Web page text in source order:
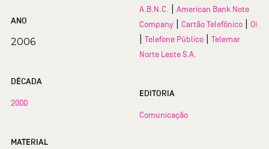
ANO
2006
DÉCADA
2000
MATERIAL
A.B.N.C.
American Bank Note
Company
Cartão Telefônico Oi
Telefone Público
Telemar
Norte Leste S.A.
EDITORIA
Comunicação